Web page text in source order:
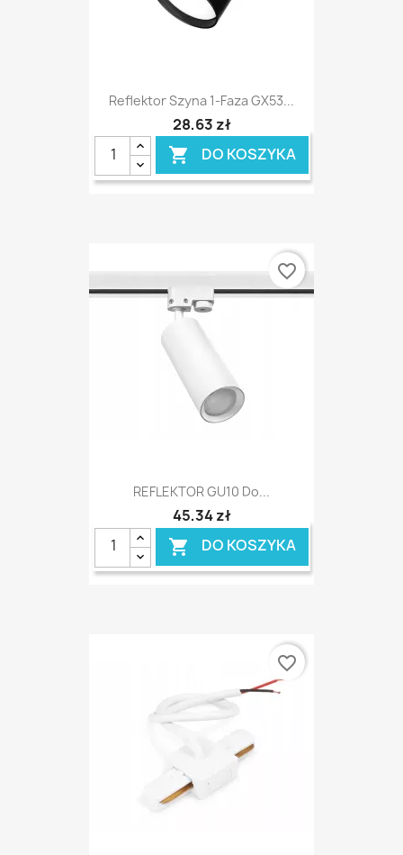
Reflektor Szyna 1-Faza GX53...
28,63 zł
 DO KOSZYKA
REFLEKTOR GU10 Do...
45,34 zł
 DO KOSZYKA
favorite_border
favorite_border